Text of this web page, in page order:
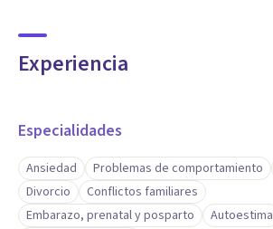
Experiencia
Especialidades
Ansiedad Problemas de comportamiento
Divorcio
Conflictos familiares
Embarazo, prenatal y posparto
Autoestima